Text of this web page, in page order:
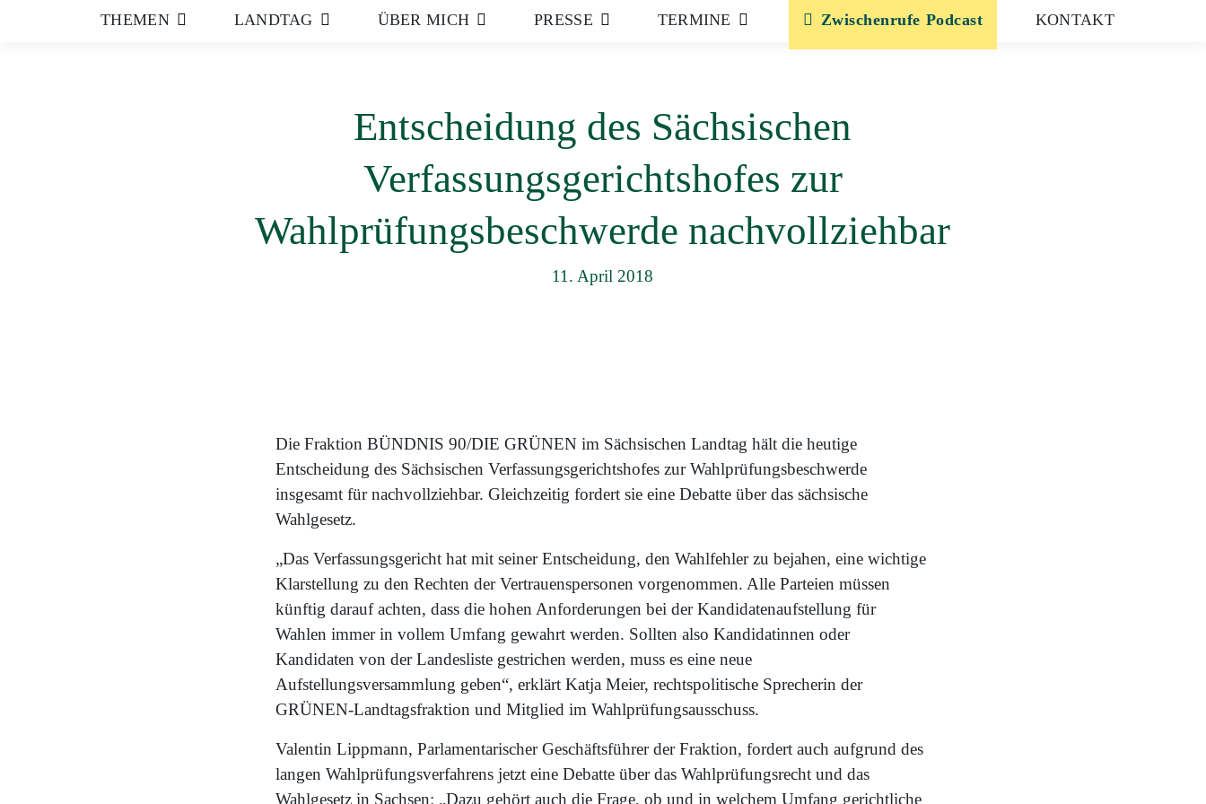
THEMEN LANDTAG ÜBER MICH PRESSE TERMINE Zwischenrufe KONTAKT
Entscheidung des Sächsischen
Verfassungsgerichtshofes zur
Wahlprüfungsbeschwerde nachvollziehbar
11. April 2018
Die Fraktion BÜNDNIS 90/DIE GRÜNEN im Sächsischen Landtag hält die heutige
Entscheidung des Sächsischen Verfassungsgerichtshofes zur Wahlprüfungsbeschwerde
insgesamt für nachvollziehbar. Gleichzeitig fordert sie eine Debatte über das sächsische
Wahlgesetz.
„Das Verfassungsgericht hat mit seiner Entscheidung, den Wahlfehler zu bejahen, eine wichtige
Klarstellung zu den Rechten der Vertrauenspersonen vorgenommen. Alle Parteien müssen
künftig darauf achten, dass die hohen Anforderungen bei der Kandidatenaufstellung für
Wahlen immer in vollem Umfang gewahrt werden. Sollten also Kandidatinnen oder
Kandidaten von der Landesliste gestrichen werden, muss es eine neue
Aufstellungsversammlung geben“, erklärt Katja Meier, rechtspolitische Sprecherin der
GRÜNEN-Landtagsfraktion und Mitglied im Wahlprüfungsausschuss.
Valentin Lippmann, Parlamentarischer Geschäftsführer der Fraktion, fordert auch aufgrund des
langen Wahlprüfungsverfahrens jetzt eine Debatte über das Wahlprüfungsrecht und das
Wahlgesetz in Sachsen: „Dazu gehört auch die Frage, ob und in welchem Umfang gerichtliche